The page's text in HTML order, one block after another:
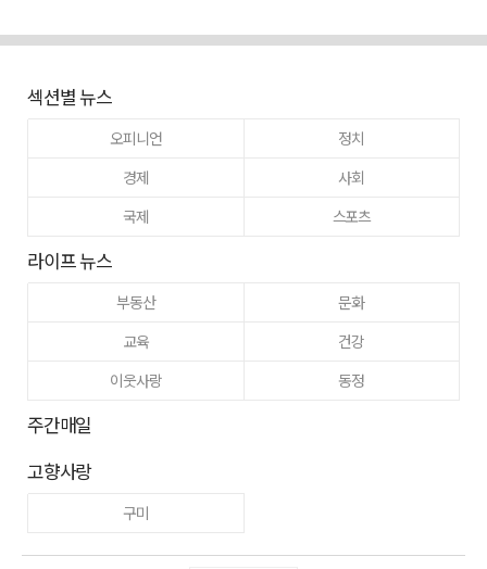
섹션별 뉴스
오피니언
정치
경제
사회
국제
스포츠
라이프 뉴스
부동산
문화
교육
건강
이웃사랑
동정
주간매일
고향사랑
구미